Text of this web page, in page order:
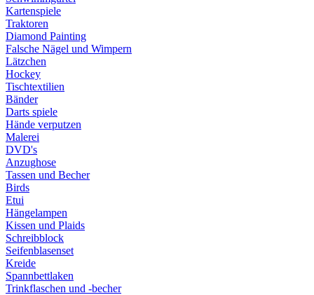
Kartenspiele
Traktoren
Diamond Painting
Falsche Nägel und Wimpern
Lätzchen
Hockey
Tischtextilien
Bänder
Darts spiele
Hände verputzen
Malerei
DVD's
Anzughose
Tassen und Becher
Birds
Etui
Hängelampen
Kissen und Plaids
Schreibblock
Seifenblasenset
Kreide
Spannbettlaken
Trinkflaschen und -becher